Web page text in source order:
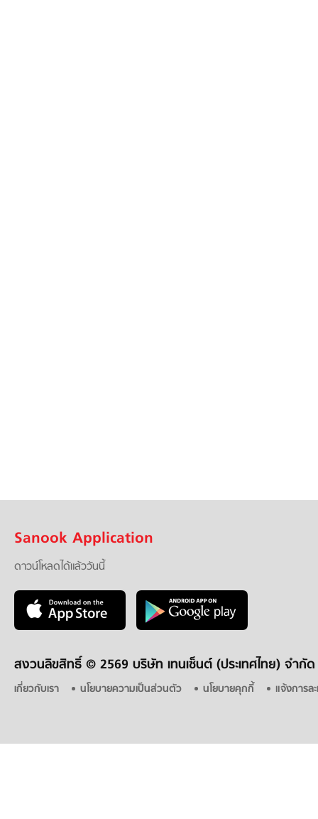
Sanook Application
ดาวน์โหลดได้แล้ววันนี้
สงวนลิขสิทธิ์ © 2569 บริษัท เทนเซ็นต์ (ประเทศไทย) จำกัด
เกี่ยวกับเรา นโยบายความเป็นส่วนตัว นโยบายคุกกี้ แจ้งการล